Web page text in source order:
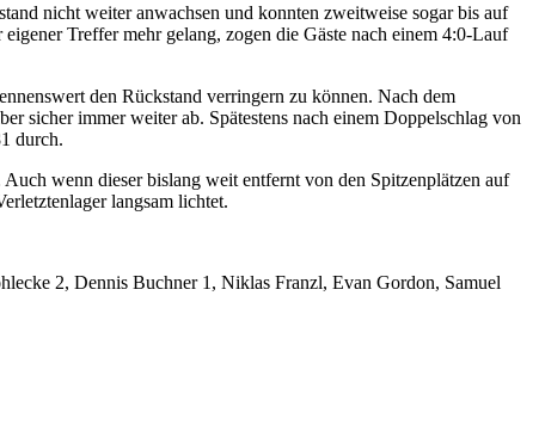
nicht weiter anwachsen und konnten zweitweise sogar bis auf
Treffer mehr gelang, zogen die Gäste nach einem 4:0-Lauf
den Rückstand verringern zu können. Nach dem
sicher immer weiter ab. Spätestens nach einem Doppelschlag von
durch.
wenn dieser bislang weit entfernt von den Spitzenplätzen auf
langsam lichtet.
2, Dennis Buchner 1, Niklas Franzl, Evan Gordon, Samuel